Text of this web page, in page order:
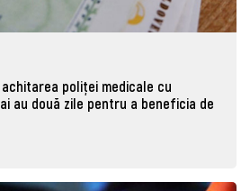
poliței medicale cu
au două zile pentru a beneficia de